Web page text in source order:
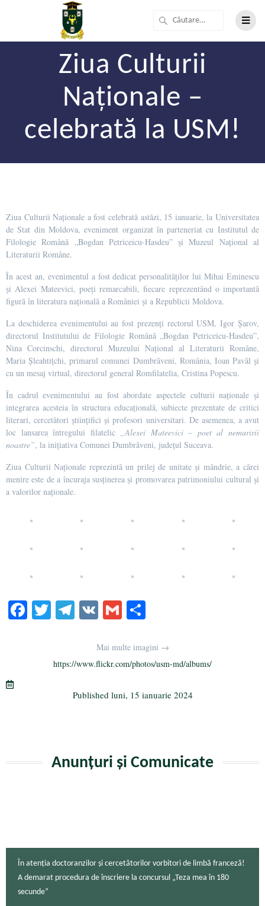
Ziua Culturii
Naționale –
celebrată la USM!
Ziua Culturii Naționale a fost celebrată astăzi, 15 ianuarie, la Universitatea
de Stat din Moldova, eveniment organizat în parteneriat cu Institutul de
Filologie Română „Bogdan Petriceicu-Hasdeu” și Muzeul Național al
Literaturii Române.
În acest an, evenimentul a fost dedicat personalităților lui Mihai Eminescu
și Alexei Mateevici, poeți remarcabili, fiecare reprezentând o importantă
figură în literatura națională a României și a Republicii Moldova.
La deschiderea evenimentului au fost prezenți rectorul USM, Igor Șarov,
directorul Institutului de Filologie Română „Bogdan Petriceicu-Hasdeu”,
Nina Corcinschi, directorul Muzeului Național al Literaturii Române,
Maria Șleahtițchi, primarul comunei Dumbrăveni, România, Ioan Pavăl și
cu un mesaj virtual, directorul general Romfilatelia, Cristina Popescu.
În cadrul evenimentului au fost abordate aspectele culturii naționale și
integrarea acesteia în structura educațională, subiecte prezentate de critici
literari, cercetători științifici și profesori universitari. De asemenea, a avut
loc lansarea întregului filatelic „Alexei Mateevici – poet al nemuririi
noastre”, la inițiativa Comunei Dumbrăveni, județul Suceava.
Ziua Culturii Naționale reprezintă un prilej de unitate și mândrie, a cărei
menire este de a încuraja susținerea și promovarea patrimoniului cultural și
a valorilor naționale.
Fa T
r
Te
a
m
V G
ailaj
ea
Mai multe imagini →
https://www.flickr.com/photos/usm-md/albums/
Published luni, 15 ianuarie 2024
Anunțuri și Comunicate
În atenția doctoranzilor și cercetătorilor vorbitori de limbă franceză!
A demarat procedura de înscriere la concursul „Teza mea în 180
secunde”